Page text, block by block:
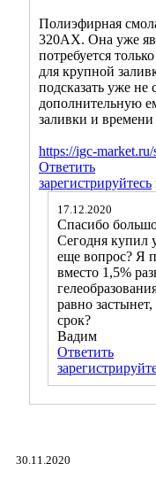
Полиэфирная
320AX. Она уже
потребуется
для крупной
подсказать уже не
дополнительную
заливки и времени
https://igc-
Ответить
зарегистрируйтесь
17.12.2020
Спасибо
Сегодня купил
еще вопрос? Я
вместо 1,5%
равно
срок?
Вадим
Ответить
30.11.2020